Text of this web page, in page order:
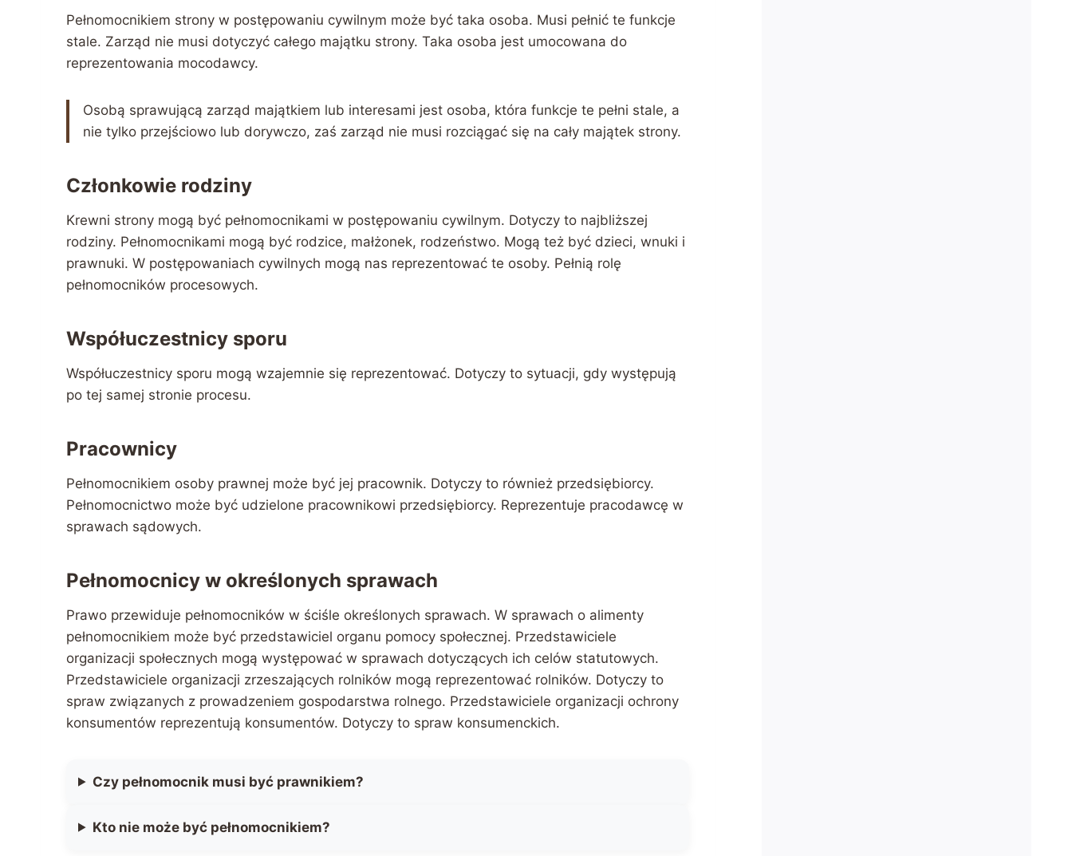
Pełnomocnikiem strony w postępowaniu cywilnym może być taka osoba. Musi pełnić te funkcje
stale. Zarząd nie musi dotyczyć całego majątku strony. Taka osoba jest umocowana do
reprezentowania mocodawcy.
Osobą sprawującą zarząd majątkiem lub interesami jest osoba, która funkcje te pełni stale, a
nie tylko przejściowo lub dorywczo, zaś zarząd nie musi rozciągać się na cały majątek strony.
Członkowie rodziny
Krewni strony mogą być pełnomocnikami w postępowaniu cywilnym. Dotyczy to najbliższej
rodziny. Pełnomocnikami mogą być rodzice, małżonek, rodzeństwo. Mogą też być dzieci, wnuki i
prawnuki. W postępowaniach cywilnych mogą nas reprezentować te osoby. Pełnią rolę
pełnomocników procesowych.
Współuczestnicy sporu
Współuczestnicy sporu mogą wzajemnie się reprezentować. Dotyczy to sytuacji, gdy występują
po tej samej stronie procesu.
Pracownicy
Pełnomocnikiem osoby prawnej może być jej pracownik. Dotyczy to również przedsiębiorcy.
Pełnomocnictwo może być udzielone pracownikowi przedsiębiorcy. Reprezentuje pracodawcę w
sprawach sądowych.
Pełnomocnicy w określonych sprawach
Prawo przewiduje pełnomocników w ściśle określonych sprawach. W sprawach o alimenty
pełnomocnikiem może być przedstawiciel organu pomocy społecznej. Przedstawiciele
organizacji społecznych mogą występować w sprawach dotyczących ich celów statutowych.
Przedstawiciele organizacji zrzeszających rolników mogą reprezentować rolników. Dotyczy to
spraw związanych z prowadzeniem gospodarstwa rolnego. Przedstawiciele organizacji ochrony
konsumentów reprezentują konsumentów. Dotyczy to spraw konsumenckich.
Czy pełnomocnik musi być prawnikiem?
Kto nie może być pełnomocnikiem?